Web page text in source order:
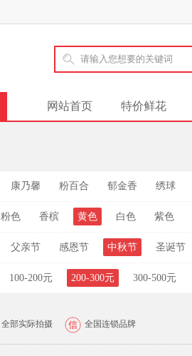
网站首页 特价鲜花
康乃馨 粉百合 郁金香 绣球
粉色 香槟 黄色 白色 紫色
父亲节 感恩节 中秋节 圣诞节
100-200元 200-300元 300-500元
全部实际拍摄 全国连锁品牌